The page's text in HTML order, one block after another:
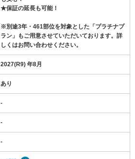
★保証の延長も可能！
※別途3年・461部位を対象とした「プラチナプ
ラン」もご用意させていただいております。詳
しくはお問い合わせください。
2027(R9) 年8月
あり
-
-
-